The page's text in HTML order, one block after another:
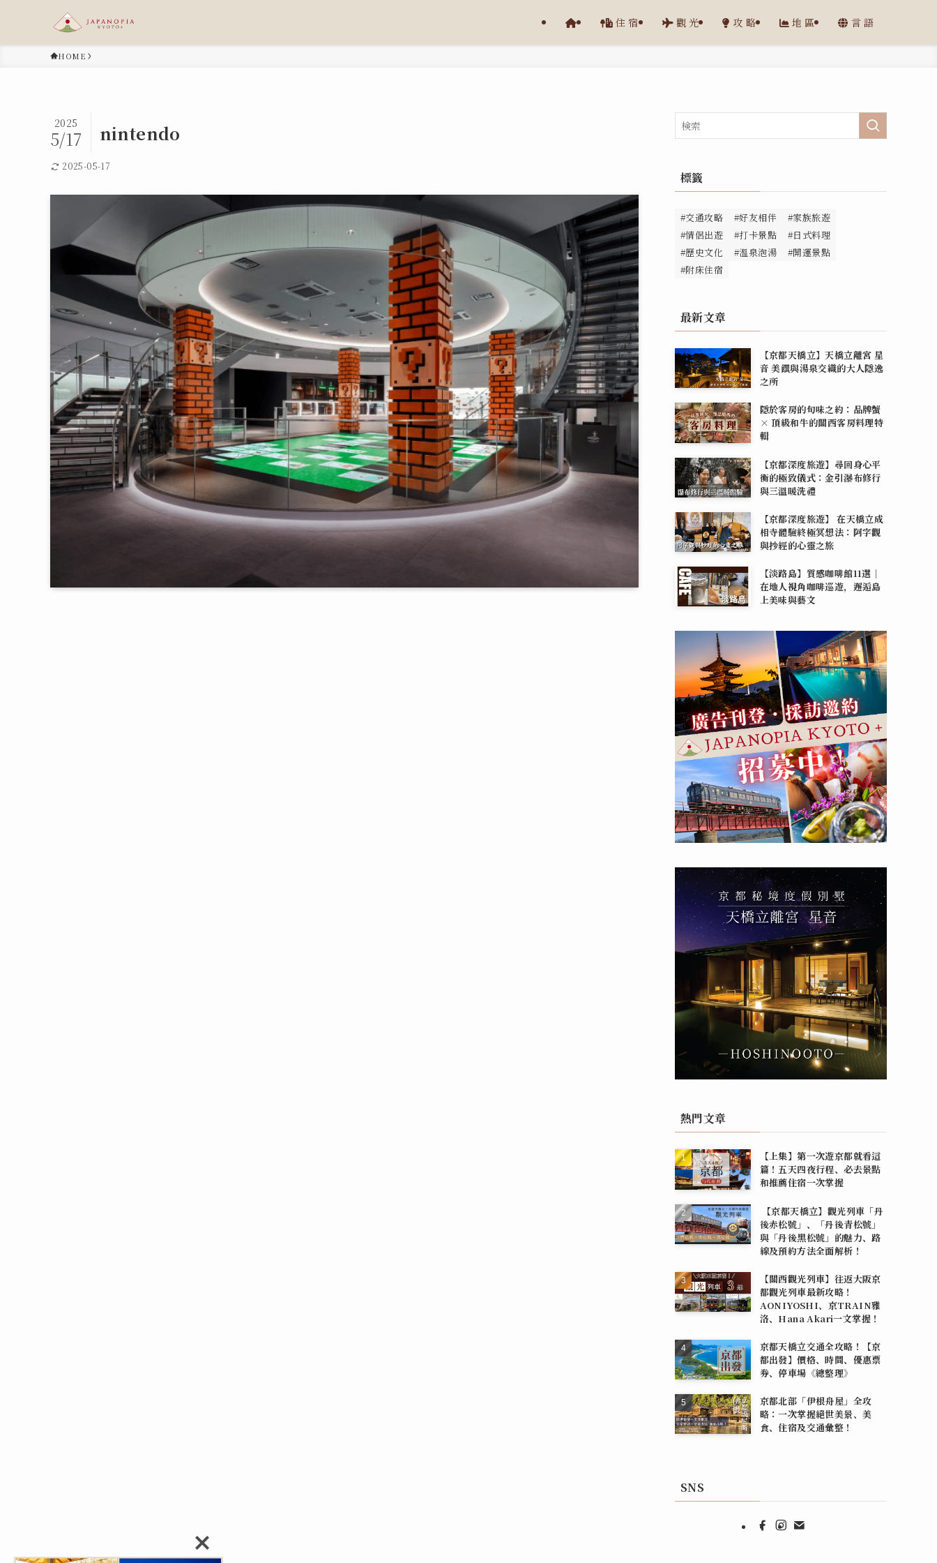
住宿 觀光 攻略 地區 言語
HOME
nintendo
2025
5/17
2025-05-17
標籤
#交通攻略 #好友相伴
#家族旅遊
#情侶出遊
#打卡景點
#日式料理
#歷史文化
#溫泉泡湯
#開運景點
#附床住宿
最新文章
【京都天橋立】天橋立離宮 星
音 美饌與湯泉交織的大人隱逸
之所
隱於客房的旬味之約：品牌蟹
× 頂級和牛的關西客房料理特
輯
【京都深度旅遊】尋回身心平
衡的極致儀式：金引瀑布修行
與三溫暖洗禮
【京都深度旅遊】 在天橋立成
相寺體驗終極冥想法：阿字觀
與抄經的心靈之旅
【淡路島】質感咖啡館11選｜
在地人視角咖啡巡遊，邂逅島
上美味與藝文
熱門文章
【上集】第一次遊京都就看這
篇！五天四夜行程、必去景點
和推薦住宿一次掌握
【京都天橋立】觀光列車「丹
後赤松號」、「丹後青松號」
與「丹後黑松號」的魅力、路
線及預約方法全面解析！
【關西觀光列車】往返大阪京
都觀光列車最新攻略！
AONIYOSHI、京TRAIN雅
洛、Hana Akari一文掌握！
京都天橋立交通全攻略！【京
都出發】價格、時間、優惠票
券、停車場《總整理》
京都北部「伊根舟屋」全攻
略：一次掌握絕世美景、美
食、住宿及交通彙整！
SNS